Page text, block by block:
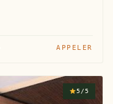
APPELER
5/5